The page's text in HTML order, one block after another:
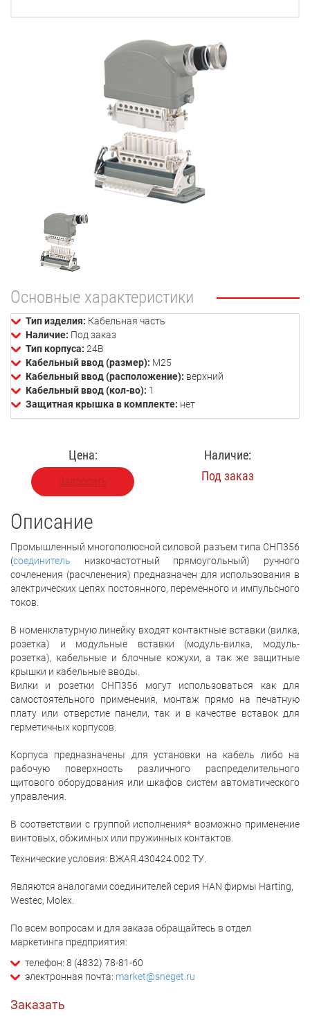
Основные характеристики
Тип изделия: Кабельная часть
Наличие: Под заказ
Тип корпуса: 24В
Кабельный ввод (размер): М25
Кабельный ввод (расположение): верхний
Кабельный ввод (кол-во): 1
Защитная крышка в комплекте: нет
Цена:
Запросить
Наличие:
Под заказ
Описание
Промышленный многополюсной силовой разъем типа СНП356
(соединитель низкочастотный прямоугольный) ручного
сочленения (расчленения) предназначен для использования в
электрических цепях постоянного, переменного и импульсного
токов.
В номенклатурную линейку входят контактные вставки (вилка,
розетка) и модульные вставки (модуль-вилка, модуль-
розетка), кабельные и блочные кожухи, а так же защитные
крышки и кабельные вводы.
Вилки и розетки СНП356 могут использоваться как для
самостоятельного применения, монтаж прямо на печатную
плату или отверстие панели, так и в качестве вставок для
герметичных корпусов.
Корпуса предназначены для установки на кабель либо на
рабочую поверхность различного распределительного
щитового оборудования или шкафов систем автоматического
управления.
В соответствии с группой исполнения* возможно применение
винтовых, обжимных или пружинных контактов.
Технические условия: ВЖАЯ.430424.002 ТУ.
Являются аналогами соединителей серия HAN фирмы Harting,
Westec, Molex.
По всем вопросам и для заказа обращайтесь в отдел
маркетинга предприятия:
телефон: 8 (4832) 78-81-60
электронная почта: market@sneget.ru
Заказать